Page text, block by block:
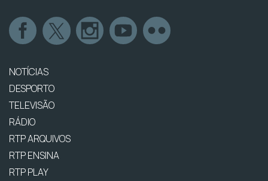
NOTÍCIAS
DESPORTO
TELEVISÃO
RÁDIO
RTP ARQUIVOS
RTP ENSINA
RTP PLAY